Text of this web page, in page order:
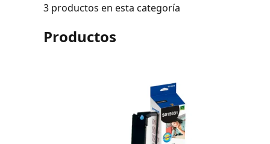
3 productos en esta categoría
Productos